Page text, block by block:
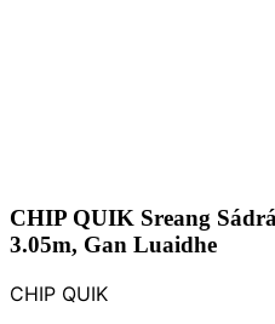
CHIP QUIK Sreang
3.05m, Gan Luaidhe
CHIP QUIK